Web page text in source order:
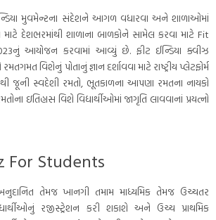
મુવમેન્ટના સંદેશને આગળ વધારવા અને શાળાઓમાં
દેશભરમાંથી શાળાના બાળકોને સામેલ કરવા માટે Fit
આયોજન કરવામાં આવ્યું છે. ફીટ ઈન્ડિયા ક્વીઝ
વિશેનું પોતાનું જ્ઞાન દર્શાવવા માટે રાષ્ટ્રીય પ્લેટફોર્મ
જૂની સ્વદેશી રમતો, ભૂતકાળના આપણા રમતના નાયકો
ઇતિહાસ વિશે વિદ્યાર્થીઓમાં જાગૃતિ લાવવાનાં પ્રયત્નો
For Students
તેમજ ખાનગી તમામ માધ્યમિક તેમજ ઉચ્ચતર
રજીસ્ટ્રેશન કરી શકાશે અને ઉચ્ચ પ્રાથમિક